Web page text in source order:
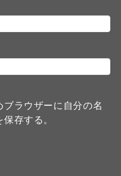
ラウザーに自分の名
存する。